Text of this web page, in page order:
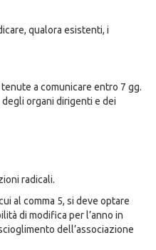
qualora esistenti, i
a comunicare entro 7 gg.
organi dirigenti e dei
radicali.
al comma 5, si deve optare
di modifica per l’anno in
dell’associazione